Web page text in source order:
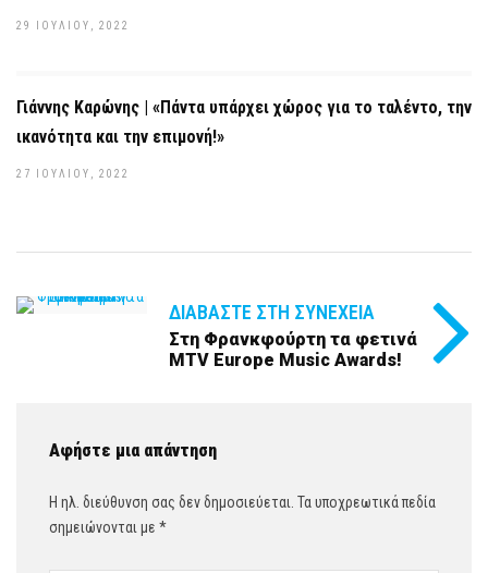
29 ΙΟΥΛΊΟΥ, 2022
Γιάννης Καρώνης | «Πάντα υπάρχει χώρος για το ταλέντο, την
ικανότητα και την επιμονή!»
27 ΙΟΥΛΊΟΥ, 2022
ΔΙΑΒΆΣΤΕ ΣΤΗ ΣΥΝΈΧΕΙΑ
Στη Φρανκφούρτη τα φετινά
ΜΤV Europe Music Awards!
Αφήστε μια απάντηση
Η ηλ. διεύθυνση σας δεν δημοσιεύεται. Τα υποχρεωτικά πεδία
σημειώνονται με *